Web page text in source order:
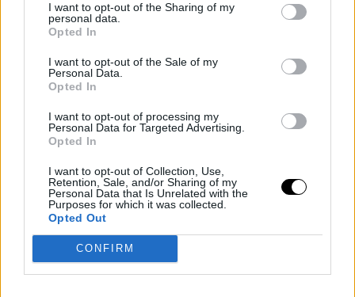
I want to opt-out of the Sharing of my
personal data.
Opted In
I want to opt-out of the Sale of my
Personal Data.
Opted In
I want to opt-out of processing my
Personal Data for Targeted Advertising.
Opted In
I want to opt-out of Collection, Use,
Retention, Sale, and/or Sharing of my
Personal Data that Is Unrelated with the
Purposes for which it was collected.
Opted Out
CONFIRM
Sbatti i tuorli con l’eritritolo e la
cannella, il tempo di amalgamare i
due ingredienti.
Aggiungi il cioccolato, la farina di
nocciole, gli aromi e mescola per
bene tra l’uno e l’altro.
Infine aggiungi gli albumi a neve e
mescola delicatamente con una
spatola.
Rivesti uno stampo con della carta